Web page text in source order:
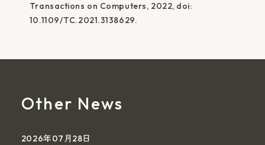
Transactions on Computers, 2022, doi:
10.1109/TC.2021.3138629.
Other News
2026年07月28日